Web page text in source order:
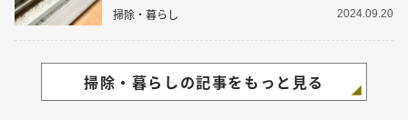
掃除・暮らし 2024.09.20
掃除・暮らしの記事をもっと見る